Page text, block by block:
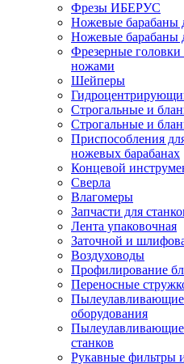
Фрезы ИБЕРУС
Ножевые барабаны
Ножевые барабаны
Фрезерные
ножами
Шейперы
Строгальные и
Cтрогальные и
Приспособления
ножевых барабанах
Концевой
Сверла
Влагомеры
Запчасти для
Лента упаковочная
Заточной и
Воздуховоды
Профилирование
Переносные
Пылеулавливающие
оборудования
станков
Рукавные фильтры